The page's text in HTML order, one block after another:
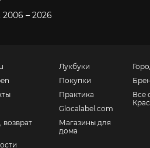
– 2026
возврат
Лукбуки
Покупки
Практика
Glocalabel.com
Магазины для
дома
Все